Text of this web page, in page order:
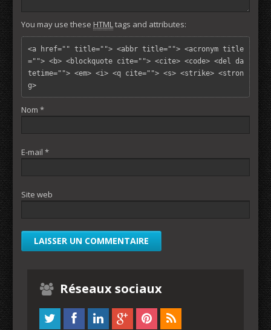
You may use these HTMLtags and attributes:
<a href="" title=""> <abbr title=""> <acronym title
=""> <b> <blockquote cite=""> <cite> <code> <del da
tetime=""> <em> <i> <q cite=""> <s> <strike> <stron
g>
Nom *
E-mail *
Site web
Réseaux sociaux